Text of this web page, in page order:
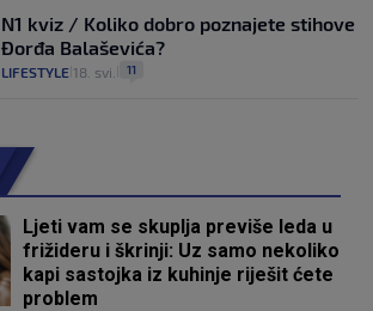
N1 kviz / Koliko dobro poznajete stihove
Đorđa Balaševića?
LIFESTYLE 18. svi. 11
Ljeti vam se skuplja previše leda u
frižideru i škrinji: Uz samo nekoliko
kapi sastojka iz kuhinje riješit ćete
problem